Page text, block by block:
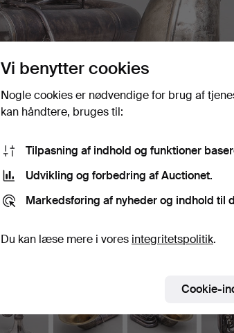
Vi benytter cookies
Nogle cookies er nødvendige for brug af
kan håndtere, bruges til:
Tilpasning af indhold og funktioner
Udvikling og forbedring af Auctionet.
Markedsføring af nyheder og indhold til
Du kan læse mere i vores integritetspolitik.
Cookie-